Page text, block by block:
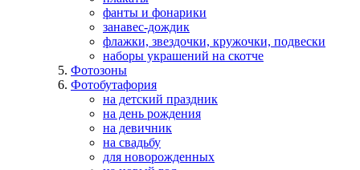
фанты и фонарики
занавес-дождик
флажки, звездочки, кружочки, подвески
наборы украшений на скотче
Фотозоны
Фотобутафория
на детский праздник
на день рождения
на девичник
на свадьбу
для новорожденных